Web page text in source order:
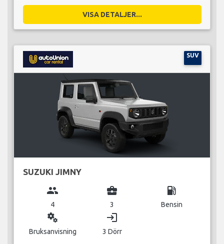
VISA DETALJER...
SUV
SUZUKI JIMNY
group
4
business_center
3
local_gas_station
Bensin
miscellaneous_services
Bruksanvisning
login
3 Dörr